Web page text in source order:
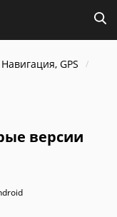
Навигация, GPS
версии